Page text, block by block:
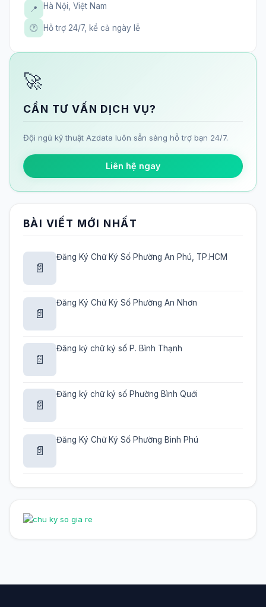
📍 Hà Nội, Việt Nam
🕐 Hỗ trợ 24/7, kể cả ngày lễ
🚀
CẦN TƯ VẤN DỊCH VỤ?
Đội ngũ kỹ thuật Azdata luôn sẵn sàng hỗ trợ bạn 24/7.
Liên hệ ngay
BÀI VIẾT MỚI NHẤT
📄
Đăng Ký Chữ Ký Số Phường An Phú, TP.HCM
📄
Đăng Ký Chữ Ký Số Phường An Nhơn
📄
Đăng ký chữ ký số P. Bình Thạnh
📄
Đăng ký chữ ký số Phường Bình Quới
📄
Đăng Ký Chữ Ký Số Phường Bình Phú